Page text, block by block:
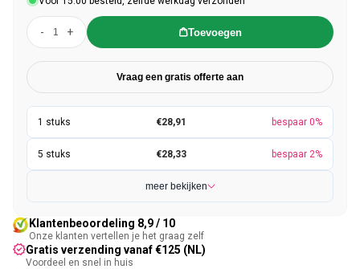
- + Toevoegen
Vraag een gratis offerte aan
€28,91 bespaar 0%
€28,33 bespaar 2%
meer bekijken
Klantenbeoordeling 8,9 / 10
Onze klanten vertellen je het graag zelf
Gratis verzending vanaf €125 (NL)
Voordeel en snel in huis